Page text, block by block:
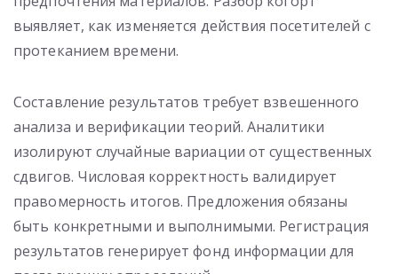
выявляет, как изменяется действия посетителей с
протеканием времени.
Составление результатов требует взвешенного
анализа и верификации теорий. Аналитики
изолируют случайные вариации от существенных
сдвигов. Числовая корректность валидирует
правомерность итогов. Предложения обязаны
быть конкретными и выполнимыми. Регистрация
результатов генерирует фонд информации для